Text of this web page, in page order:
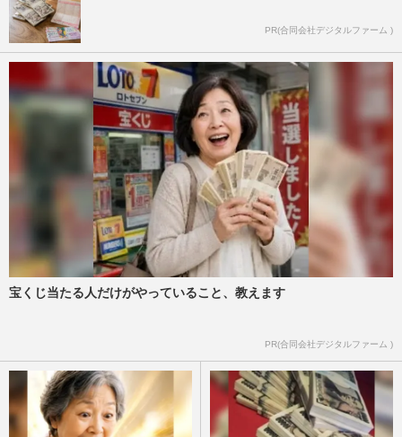
PR(合同会社デジタルファーム )
宝くじ当たる人だけがやっていること、教えます
PR(合同会社デジタルファーム )